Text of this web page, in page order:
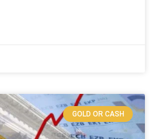
GOLD OR CASH